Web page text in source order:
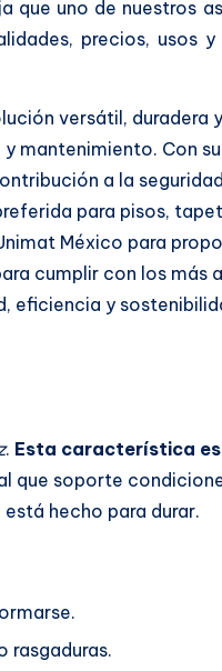
que uno de nuestros
precios, usos y
versátil, duradera
mantenimiento. Con
a la
para pisos,
México para
cumplir con los más
eficiencia y
. Esta característica
que soporte
hecho para durar.
rasgaduras.